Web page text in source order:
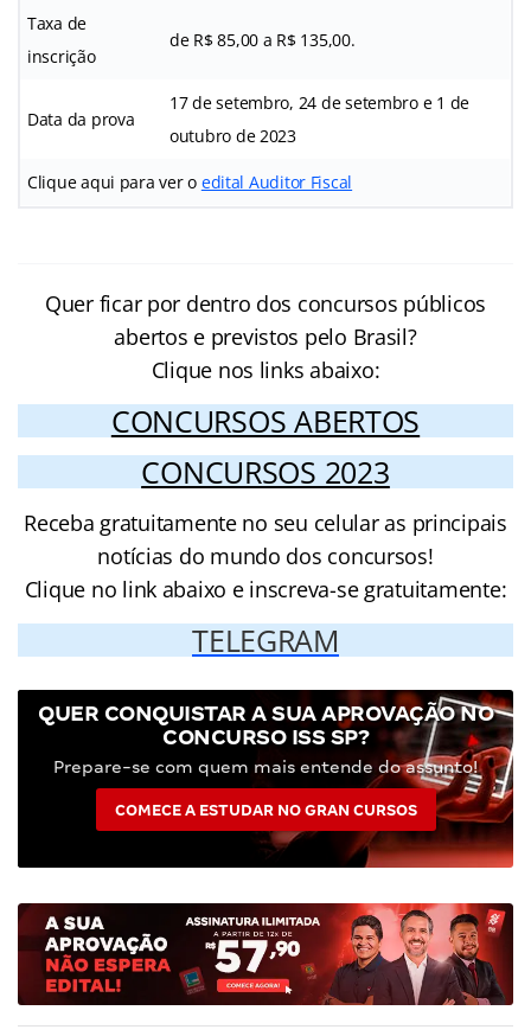
Taxa de
inscrição
de R$ 85,00 a R$ 135,00.
Data da prova
17 de setembro, 24 de setembro e 1 de
outubro de 2023
Clique aqui para ver o edital Auditor Fiscal
Quer ficar por dentro dos concursos públicos
abertos e previstos pelo Brasil?
Clique nos links abaixo:
CONCURSOS ABERTOS
CONCURSOS 2023
Receba gratuitamente no seu celular as principais
notícias do mundo dos concursos!
Clique no link abaixo e inscreva-se gratuitamente:
TELEGRAM
QUER CONQUISTAR A SUA APROVAÇÃO NO
CONCURSO ISS SP?
Prepare-se com quem mais entende do assunto!
COMECE A ESTUDAR NO GRAN CURSOS